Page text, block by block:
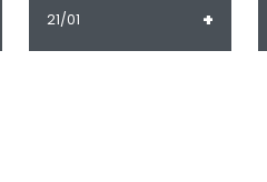
21/01 +